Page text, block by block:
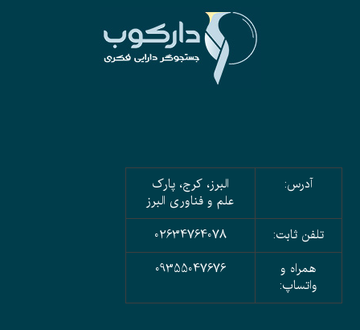
آدرس:
البرز، کرج، پارک
علم و فناوری البرز
تلفن ثابت:
02634764078
همراه و
واتساپ:
09355047676